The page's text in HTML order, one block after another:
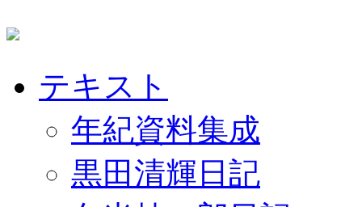
テキスト
年紀資料集成
黒田清輝日記